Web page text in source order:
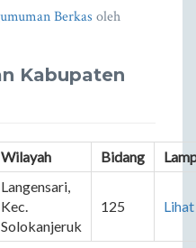
Berkas oleh
Kabupaten
Wilayah Bidang
Langensari,
Kec.
Solokanjeruk
125 Lihat